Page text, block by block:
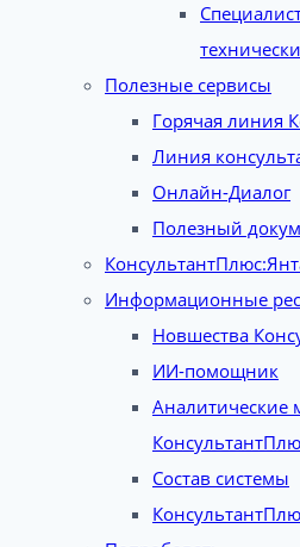
Полезные сервисы
Горячая линия
Линия
Онлайн-Диалог
Полезный
Информационные
Новшества
ИИ-помощник
Аналитические
Состав системы